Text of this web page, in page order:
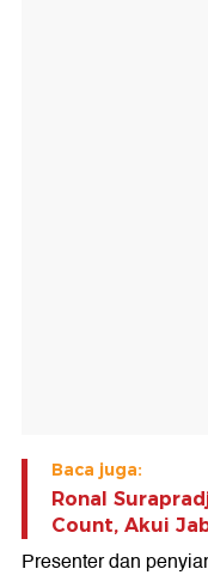
Baca juga:
Ronal
Count, Akui
Presenter dan